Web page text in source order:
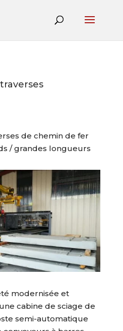
de chemin de fer
/ grandes longueurs
modernisée et
cabine de sciage de
semi-automatique